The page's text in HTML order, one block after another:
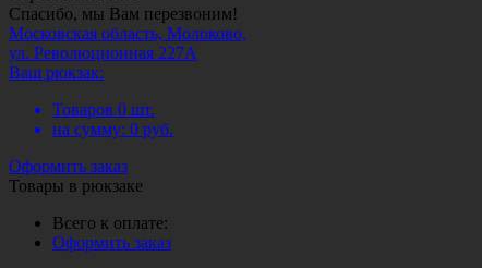
Спасибо, мы Вам перезвоним!
Московская область, Молоково,
ул. Революционная 227А
Ваш рюкзак:
Товаров 0 шт.
на сумму: 0 руб.
Оформить заказ
Товары в рюкзаке
Всего к оплате:
Оформить заказ